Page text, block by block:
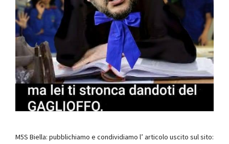
M5S Biella: pubblichiamo e condividiamo l’ articolo uscito sul sito: